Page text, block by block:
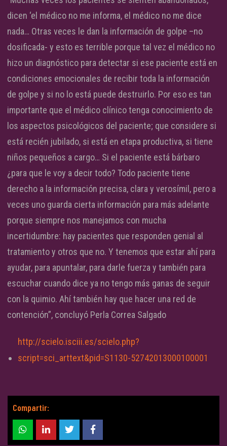
dicen ‘el médico no me informa, el médico no me dice
nada… Otras veces le dan la información de golpe –no
dosificada- y esto es terrible porque tal vez el médico no
hizo un diagnóstico para detectar si ese paciente está en
condiciones emocionales de recibir toda la información
de golpe y si no lo está puede destruirlo. Por eso es tan
importante que el médico clínico tenga conocimiento de
los aspectos psicológicos del paciente; que considere si
está recién jubilado, si está en etapa productiva, si tiene
niños pequeños a cargo… Si el paciente está bárbaro
¿para que le voy a decir todo? Todo paciente tiene
derecho a la información precisa, clara y verosímil, pero a
veces uno guarda cierta información para más adelante
porque siempre nos manejamos con mucha
incertidumbre: hay pacientes que responden genial al
tratamiento y otros que no. Y tenemos que estar ahí para
ayudar, para apuntalar, para darle fuerza y también para
escuchar cuando dice ya no tengo más ganas de seguir
con la quimio. Ahí también hay que hacer una red de
contención”, concluyó Perla Correa Salgado
http://scielo.isciii.es/scielo.php?
script=sci_arttext&pid=S1130-52742013000100001
Compartir: